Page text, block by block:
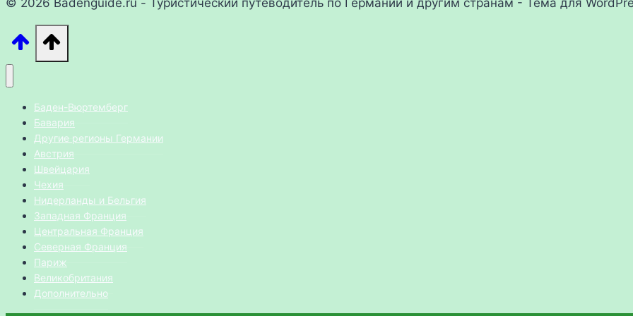
© 2026 Badenguide.ru - Туристический путеводитель по Германии и другим странам - Тема для
Баден-Вюртемберг
Бавария
Другие регионы Германии
Австрия
Швейцария
Чехия
Нидерланды и Бельгия
Западная Франция
Центральная Франция
Северная Франция
Париж
Великобритания
Дополнительно